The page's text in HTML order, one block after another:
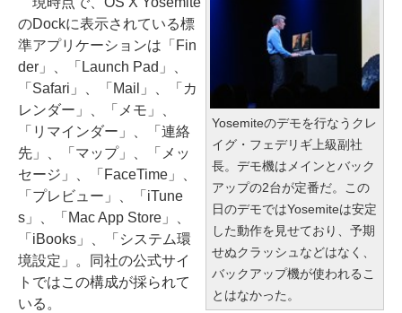
Yosemiteのデモを行なうクレ
イグ・フェデリギ上級副社
長。デモ機はメインとバック
アップの2台が定番だ。この
日のデモではYosemiteは安定
した動作を見せており、予期
せぬクラッシュなどはなく、
バックアップ機が使われるこ
とはなかった。
のDockに表示されている標
準アプリケーションは「Fin
der」、「Launch Pad」、
「Safari」、「Mail」、「カ
レンダー」、「メモ」、
「リマインダー」、「連絡
先」、「マップ」、「メッ
セージ」、「FaceTime」、
「プレビュー」、「iTune
s」、「Mac App Store」、
「iBooks」、「システム環
境設定」。同社の公式サイ
トではこの構成が採られて
いる。